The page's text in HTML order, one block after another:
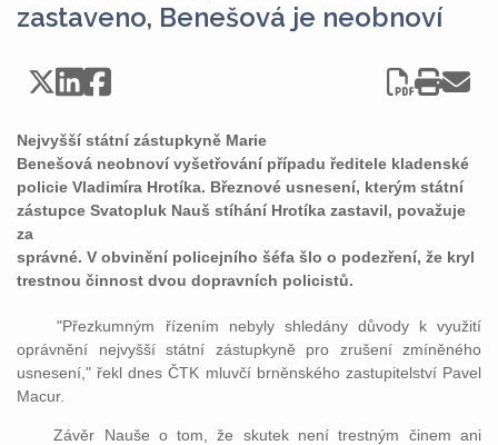
zastaveno, Benešová je neobnoví
Nejvyšší státní zástupkyně Marie
Benešová neobnoví vyšetřování případu ředitele kladenské
policie Vladimíra Hrotíka. Březnové usnesení, kterým státní
zástupce Svatopluk Nauš stíhání Hrotíka zastavil, považuje
za
správné. V obvinění policejního šéfa šlo o podezření, že kryl
trestnou činnost dvou dopravních policistů.
"Přezkumným řízením nebyly shledány důvody k využití
oprávnění nejvyšší státní zástupkyně pro zrušení zmíněného
usnesení," řekl dnes ČTK mluvčí brněnského zastupitelství Pavel
Macur.
Závěr Nauše o tom, že skutek není trestným činem ani